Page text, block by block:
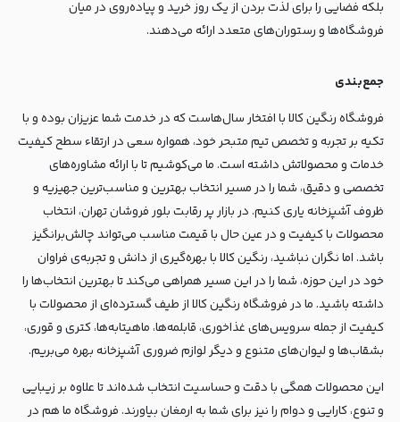
بلکه فضایی را برای لذت بردن از یک روز خرید و پیاده‌روی در میان
فروشگاه‌ها و رستوران‌های متعدد ارائه می‌دهند.
جمع‌بندی
فروشگاه رنگین کالا با افتخار سال‌هاست که در خدمت شما عزیزان بوده و با
تکیه بر تجربه و تخصص تیم متبحر خود، همواره سعی در ارتقاء سطح کیفیت
خدمات و محصولاتش داشته است. ما می‌کوشیم تا با ارائه مشاوره‌های
تخصصی و دقیق، شما را در مسیر انتخاب بهترین و مناسب‌ترین جهیزیه و
ظروف آشپزخانه یاری کنیم. در بازار پر رقابت بلور فروشان تهران، انتخاب
محصولات با کیفیت و در عین حال با قیمت مناسب می‌تواند چالش‌برانگیز
باشد. اما نگران نباشید، رنگین کالا با بهره‌گیری از دانش و تجربه‌ی فراوان
خود در این حوزه، شما را در این مسیر همراهی می‌کند تا بهترین انتخاب‌ها را
داشته باشید. ما در فروشگاه رنگین کالا از طیف گسترده‌ای از محصولات با
کیفیت از جمله سرویس‌های غذاخوری، قابلمه‌ها، ماهیتابه‌ها، کتری و قوری،
بشقاب‌ها و لیوان‌های متنوع و دیگر لوازم ضروری آشپزخانه بهره می‌بریم.
این محصولات همگی با دقت و حساسیت انتخاب شده‌اند تا علاوه بر زیبایی
و تنوع، کارایی و دوام را نیز برای شما به ارمغان بیاورند. فروشگاه ما هم در